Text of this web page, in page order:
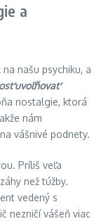
a
našu psychiku, a
uvoľňovať
nostalgie, ktorá
nám
vášnivé podnety.
Príliš veľa
než túžby.
vedený s
nezničí vášeň viac